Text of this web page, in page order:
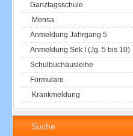
Ganztagsschule
Mensa
Anmeldung Jahrgang 5
Anmeldung Sek I (Jg. 5 bis 10)
Schulbuchausleihe
Formulare
Krankmeldung
Suche